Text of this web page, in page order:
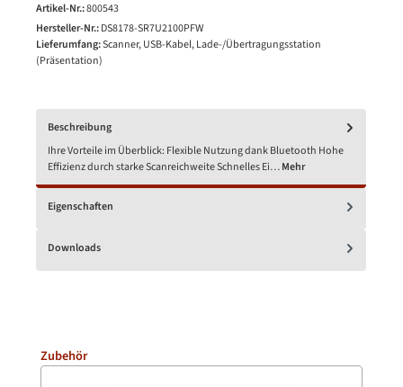
Artikel-Nr.:800543
Hersteller-Nr.:DS8178-SR7U2100PFW
Lieferumfang:Scanner, USB-Kabel, Lade-/Übertragungsstation
(Präsentation)
Beschreibung
Ihre Vorteile im Überblick: Flexible Nutzung dank Bluetooth Hohe
Effizienz durch starke Scanreichweite Schnelles Ei…Mehr
Eigenschaften
Downloads
Produktgalerie überspringen
Zubehör